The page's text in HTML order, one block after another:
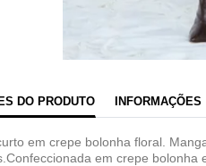
DO PRODUTO INFORMAÇÕES
em crepe bolonha floral.
em crepe bolonha